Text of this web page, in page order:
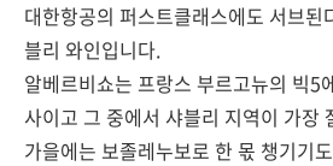
대한항공의 퍼스트클래스에도 서브된
블리 와인입니다.
알베르비쇼는 프랑스 부르고뉴의 빅5
사이고 그 중에서 샤블리 지역이 가장
가을에는 보졸레누보로 한 몫 챙기기